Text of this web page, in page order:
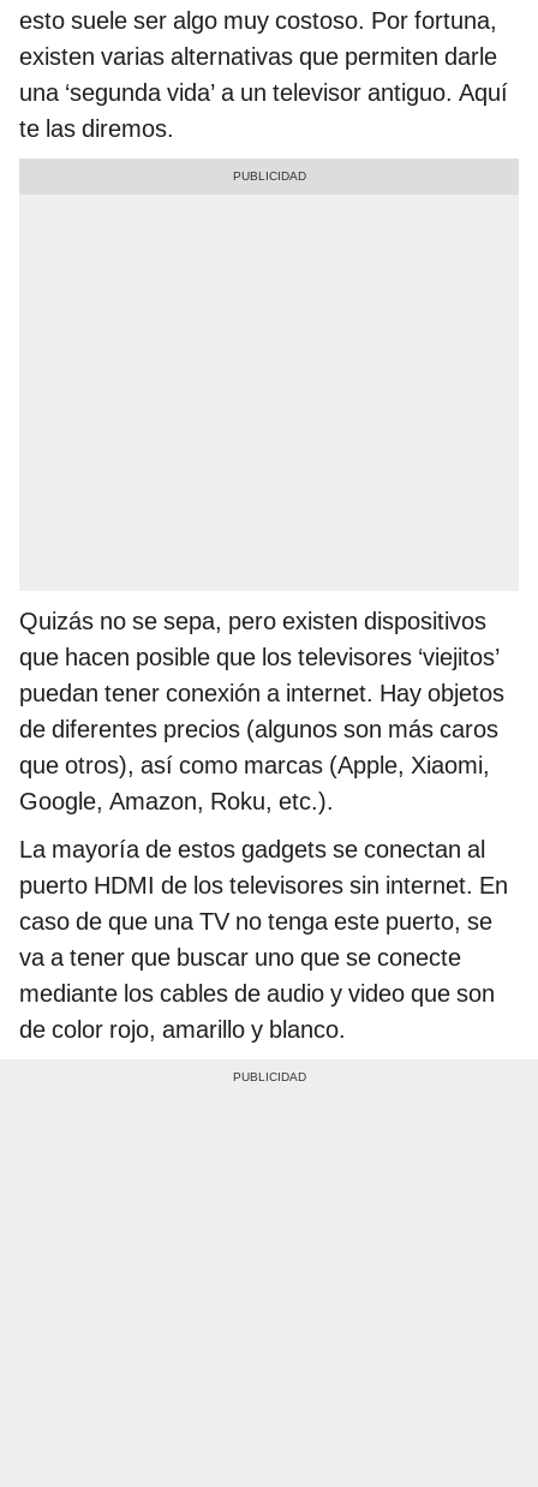
esto suele ser algo muy costoso. Por fortuna,
existen varias alternativas que permiten darle
una ‘segunda vida’ a un televisor antiguo. Aquí
te las diremos.
Quizás no se sepa, pero existen dispositivos
que hacen posible que los televisores ‘viejitos’
puedan tener conexión a internet. Hay objetos
de diferentes precios (algunos son más caros
que otros), así como marcas (Apple, Xiaomi,
Google, Amazon, Roku, etc.).
La mayoría de estos gadgets se conectan al
puerto HDMI de los televisores sin internet. En
caso de que una TV no tenga este puerto, se
va a tener que buscar uno que se conecte
mediante los cables de audio y video que son
de color rojo, amarillo y blanco.